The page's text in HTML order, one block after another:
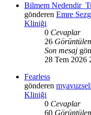
Bilmem
gönderen Emre
Kliniği
0 Cevaplar
26
Son mesaj
28 Tem 2026
Fearless
gönderen
Kliniği
0 Cevaplar
60